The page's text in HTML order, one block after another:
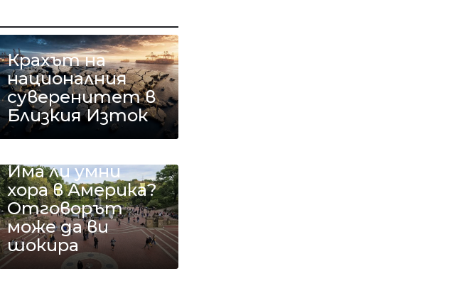
Крахът на
националния
суверенитет в
Близкия Изток
Има ли умни
хора в Америка?
Отговорът
може да ви
шокира